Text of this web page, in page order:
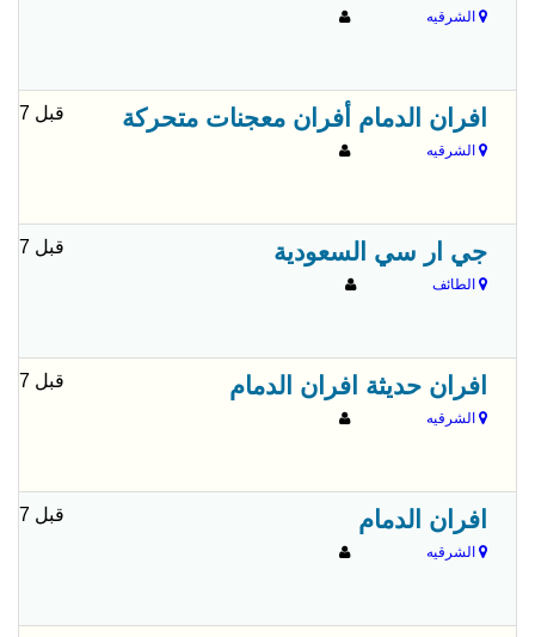
الشرقيه
افران الدمام أفران معجنات متحركة
الشرقيه
قبل 7 شهور
جي ار سي السعودية
الطائف
قبل 7 شهور
افران حديثة افران الدمام
الشرقيه
قبل 7 شهور
افران الدمام
الشرقيه
قبل 7 شهور